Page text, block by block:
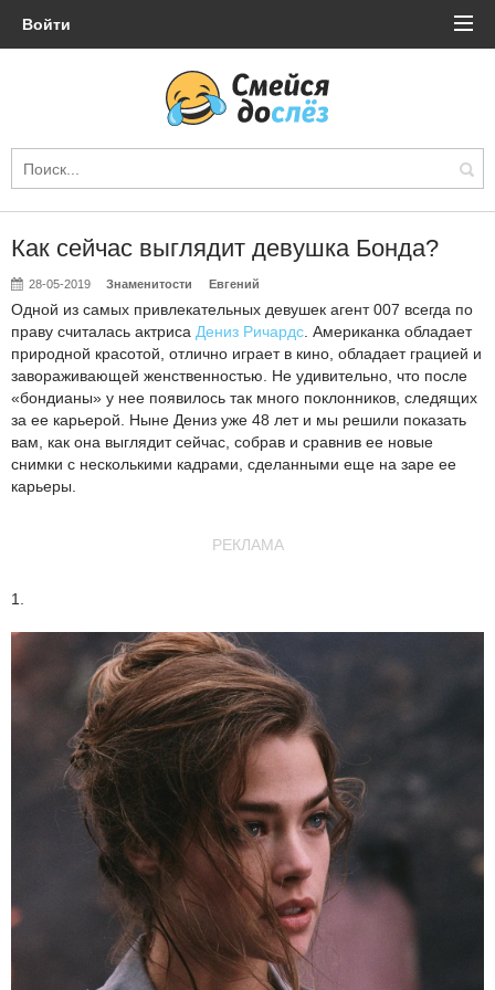
Войти
Как сейчас выглядит девушка Бонда?
28-05-2019 Знаменитости Евгений
Одной из самых привлекательных девушек агент 007 всегда по
праву считалась актриса Дениз Ричардс . Американка обладает
природной красотой, отлично играет в кино, обладает грацией и
завораживающей женственностью. Не удивительно, что после
«бондианы» у нее появилось так много поклонников, следящих
за ее карьерой. Ныне Дениз уже 48 лет и мы решили показать
вам, как она выглядит сейчас, собрав и сравнив ее новые
снимки с несколькими кадрами, сделанными еще на заре ее
карьеры.
РЕКЛАМА
1.